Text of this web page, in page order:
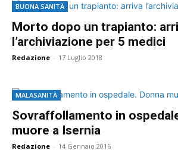
BUONA SANITÀ
Morto dopo un trapianto:
l’archiviazione per 5 medici
Redazione - 17 Luglio 2018
MALASANITÀ
Sovraffollamento in
muore a Isernia
Redazione - 14 Gennaio 2016